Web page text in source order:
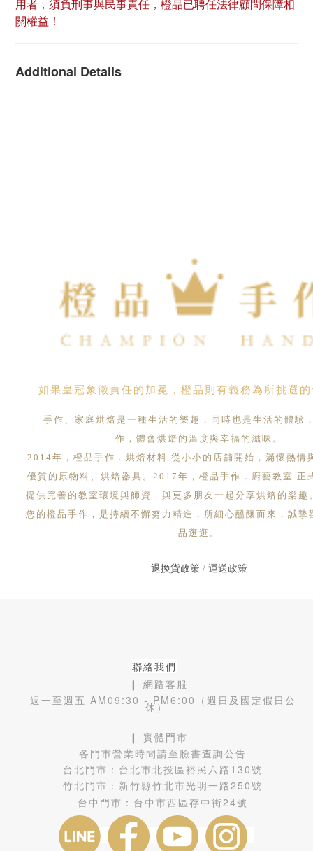
用者，須負刑事與民事責任，橙品已聘任法律顧問保障相
關權益！
Additional Details
如果皇冠象徵責任的加冕，橙品則有義務為所挑選
手作、家庭烘焙是一種生活的樂趣，同時也是生活的體驗
作，體會烘焙的溫度與幸福的滋味。
2014年，橙品手作．烘焙材料 從小小的店舖開始，滿懷熱情
優質的原物料、烘焙器具。2017年，橙品手作．廚藝教室 正
提供完善的教室環境與師資，與更多朋友一起分享烘焙的樂趣
您的橙品手作，是持續不懈努力精進，所細心醞釀而來，誠摯
品逛逛。
退換貨政策/ 運送政策
聯絡我們
❙ 網路客服
週一至週五 AM09:30 - PM6:00（週日及國定假日公
休）
❙ 實體門市
各門市營業時間請至臉書查詢公告
台北門市： 台北市北投區裕民六路130號
竹北門市： 新竹縣竹北市光明一路250號
台中門市： 台中市西區存中街24號